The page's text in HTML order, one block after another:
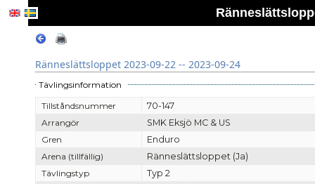
Ränneslättsloppet 2023-09-22 -- 2023-09-24
Tävlingsinformation
Tillståndsnummer
70-147
Arrangör
SMK Eksjö MC & US
Gren
Enduro
Arena (tillfällig)
Ränneslättsloppet (Ja)
Tävlingstyp
Typ 2